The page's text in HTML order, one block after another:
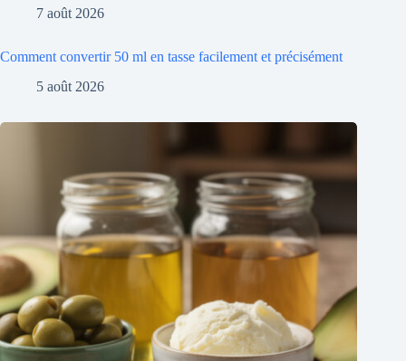
7 août 2026
Comment convertir 50 ml en tasse facilement et précisément
5 août 2026